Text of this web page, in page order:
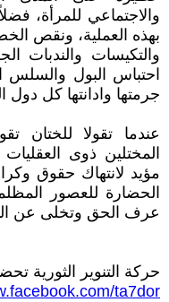
والاجتماعي للمرأة،
بهذه العملية، ونقص
والتكيسات والندبات
احتباس البول والسلس
جرمتها وادانتها كل دول
عندما تقولا للختان
المختلين ذوى
مؤيد لانتهاك حقوق
الحضارة للعصور
عرف الحق وتخلى عن
حركة التنوير الثورية
ta7dor